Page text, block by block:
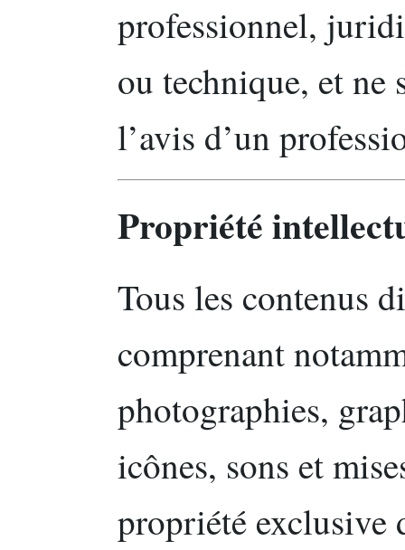
professionnel,
ou technique, et ne
l’avis d’un
Propriété
Tous les contenus
comprenant
photographies,
icônes, sons et
propriété exclusive